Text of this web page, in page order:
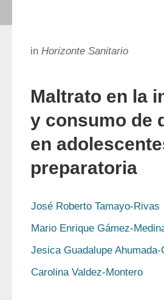
in Horizonte Sanitario
Maltrato en la
y consumo de
en
preparatoria
José Roberto Tamayo-Rivas
Mario Enrique Gámez-
Jesica Guadalupe Ahumada-
Carolina Valdez-Montero